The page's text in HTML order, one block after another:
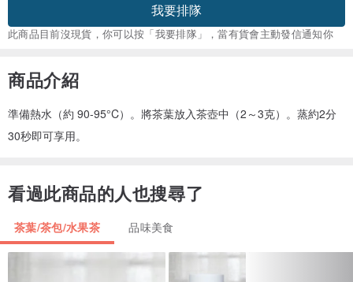
我要排隊
此商品目前沒現貨，你可以按「我要排隊」，當有貨會主動發信通知你
商品介紹
準備熱水（約 90-95°C）。將茶葉放入茶壺中（2～3克）。蒸約2分
30秒即可享用。
看過此商品的人也搜尋了
茶葉/茶包/水果茶 品味美食